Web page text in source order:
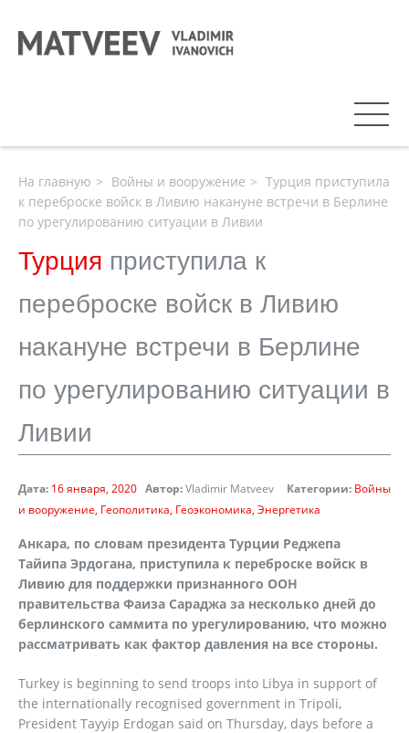
На главную Войны и вооружение
Турция приступила
к переброске войск в Ливию накануне встречи в Берлине
по урегулированию ситуации в Ливии
Турция приступила к
переброске войск в Ливию
накануне встречи в Берлине
по урегулированию ситуации в
Ливии
Дата: 16 января, 2020 Автор:Vladimir Matveev Категории: Войны
и вооружение Геополитика Геоэкономика Энергетика
Анкара, по словам президента Турции Реджепа
Тайипа Эрдогана, приступила к переброске войск в
Ливию для поддержки признанного ООН
правительства Фаиза Сараджа за несколько дней до
берлинского саммита по урегулированию, что можно
рассматривать как фактор давления на все стороны.
Turkey is beginning to send troops into Libya in support of
the internationally recognised government in Tripoli,
President Tayyip Erdogan said on Thursday, days before a